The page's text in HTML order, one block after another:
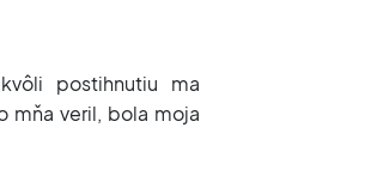
postihnutiu ma
mňa veril, bola moja